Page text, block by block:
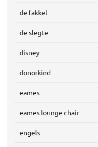
de fakkel
de slegte
disney
donorkind
eames
eames lounge chair
engels